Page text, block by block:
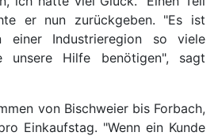
er nun zurückgeben. "Es ist
Industrieregion so viele
unsere Hilfe benötigen", sagt
von Bischweier bis Forbach,
Einkaufstag. "Wenn ein Kunde